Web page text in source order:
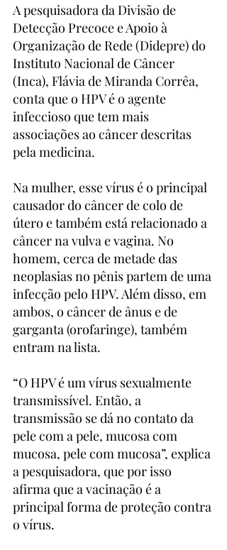
A pesquisadora da Divisão de
Detecção Precoce e Apoio à
Organização de Rede (Didepre) do
Instituto Nacional de Câncer
(Inca), Flávia de Miranda Corrêa,
conta que o HPV é o agente
infeccioso que tem mais
associações ao câncer descritas
pela medicina.
Na mulher, esse vírus é o principal
causador do câncer de colo de
útero e também está relacionado a
câncer na vulva e vagina. No
homem, cerca de metade das
neoplasias no pênis partem de uma
infecção pelo HPV. Além disso, em
ambos, o câncer de ânus e de
garganta (orofaringe), também
entram na lista.
“O HPV é um vírus sexualmente
transmissível. Então, a
transmissão se dá no contato da
pele com a pele, mucosa com
mucosa, pele com mucosa”, explica
a pesquisadora, que por isso
afirma que a vacinação é a
principal forma de proteção contra
o vírus.